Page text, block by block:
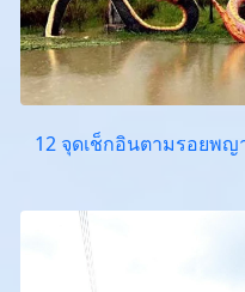
12 จุดเช็กอินตามรอยพญ